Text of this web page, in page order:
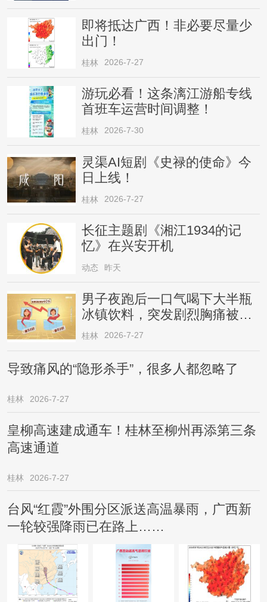
即将抵达广西！非必要尽量少
出门！
桂林 2026-7-27
游玩必看！这条漓江游船专线
首班车运营时间调整！
桂林 2026-7-30
灵渠AI短剧《史禄的使命》今
日上线！
桂林 2026-7-27
长征主题剧《湘江1934的记
忆》在兴安开机
动态 昨天
男子夜跑后一口气喝下大半瓶
冰镇饮料，突发剧烈胸痛被送
医！医生提醒→
桂林 2026-7-27
导致痛风的“隐形杀手”，很多人都忽略了
桂林 2026-7-27
皇柳高速建成通车！桂林至柳州再添第三条
高速通道
桂林 2026-7-27
台风“红霞”外围分区派送高温暴雨，广西新
一轮较强降雨已在路上……